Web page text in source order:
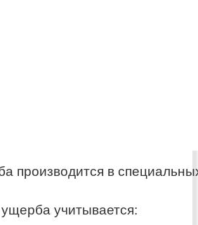
производится в
учитывается: